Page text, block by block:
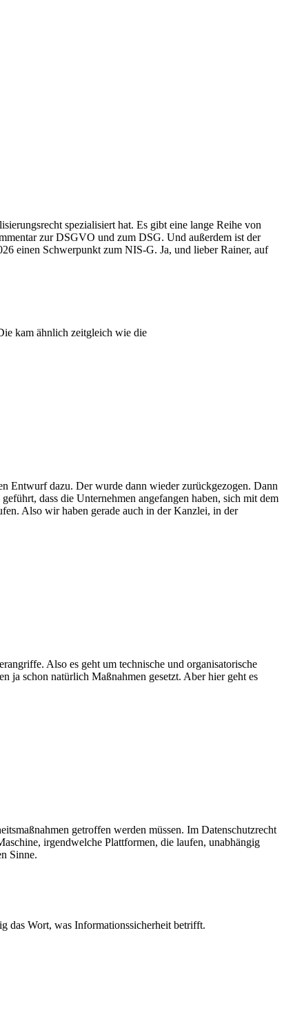
spezialisiert hat. Es gibt eine lange Reihe von
zur DSGVO und zum DSG. Und außerdem ist der
einen Schwerpunkt zum NIS-G. Ja, und lieber Rainer, auf
kam ähnlich zeitgleich wie die
Entwurf dazu. Der wurde dann wieder zurückgezogen. Dann
dass die Unternehmen angefangen haben, sich mit dem
Also wir haben gerade auch in der Kanzlei, in der
Also es geht um technische und organisatorische
ja schon natürlich Maßnahmen gesetzt. Aber hier geht es
getroffen werden müssen. Im Datenschutzrecht
irgendwelche Plattformen, die laufen, unabhängig
Sinne.
das Wort, was Informationssicherheit betrifft.